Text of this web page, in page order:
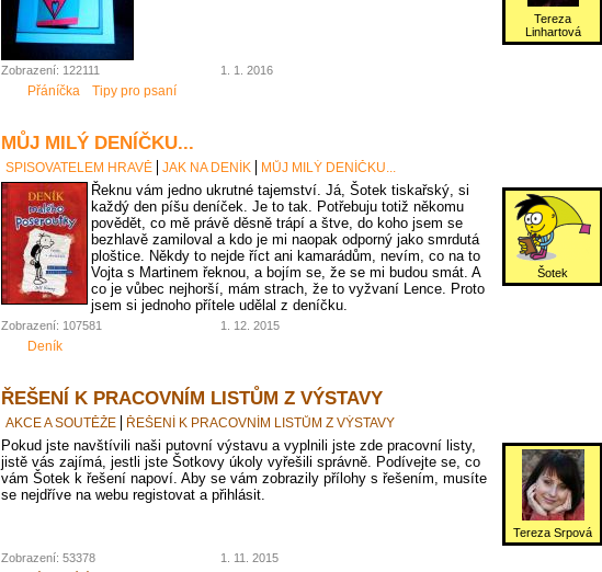
Tereza
Linhartová
Zobrazení: 122111 1. 1. 2016
Přáníčka Tipy pro psaní
MŮJ MILÝ DENÍČKU...
SPISOVATELEM HRAVĚ JAK NA DENÍK MŮJ MILÝ DENÍČKU...
Šotek
Řeknu vám jedno ukrutné tajemství. Já, Šotek tiskařský, si
každý den píšu deníček. Je to tak. Potřebuju totiž někomu
povědět, co mě právě děsně trápí a štve, do koho jsem se
bezhlavě zamiloval a kdo je mi naopak odporný jako smrdutá
ploštice. Někdy to nejde říct ani kamarádům, nevím, co na to
Vojta s Martinem řeknou, a bojím se, že se mi budou smát. A
co je vůbec nejhorší, mám strach, že to vyžvaní Lence. Proto
jsem si jednoho přítele udělal z deníčku.
Zobrazení: 107581 1. 12. 2015
Deník
ŘEŠENÍ K PRACOVNÍM LISTŮM Z VÝSTAVY
AKCE A SOUTĚŽE ŘEŠENÍ K PRACOVNÍM LISTŮM Z VÝSTAVY
Tereza Srpová
Pokud jste navštívili naši putovní výstavu a vyplnili jste zde pracovní listy,
jistě vás zajímá, jestli jste Šotkovy úkoly vyřešili správně. Podívejte se, co
vám Šotek k řešení napoví. Aby se vám zobrazily přílohy s řešením, musíte
se nejdříve na webu registovat a přihlásit.
Zobrazení: 53378 1. 11. 2015